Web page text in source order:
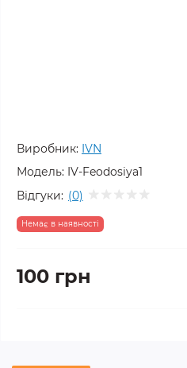
Виробник: IVN
Модель: IV-Feodosiya1
Відгуки: (0)
Немає в наявності
100 грн